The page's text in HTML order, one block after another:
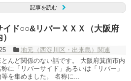
記事を読む
イド○○&リバーＸＸＸ（大阪府
地元（西淀川区・出来島）関連
んど関係のない話です。 大阪府箕面市内
に「リバーサイド」あるいは「リバー」
等を集めました。 名称に...